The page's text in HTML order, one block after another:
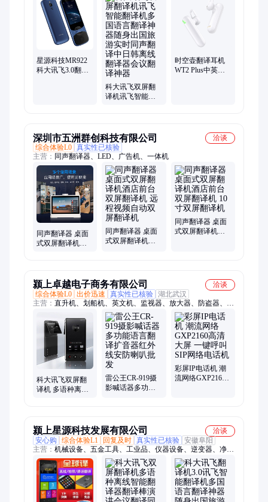
木雕、检测仪空气、升降机、气密性检测仪、压屏机、制粒机、
商用豆浆机、冷却塔水塔、肠粉石磨机、汽油打药机、智能豆腐
机、高温杀菌锅
星源科技MR922
科大讯飞3.0翻译
科大讯飞双屏翻
译机讯飞智能翻
译中日韩离线翻
译器会议翻译神
器
时空壶翻译耳机
WT2 Plus中英实
深圳市五洲群创科技有限公司
洽谈
综合体验L0 真实性已核验
主营： 同声翻译器、LED、广告机、一体机
同声翻译器 桌面
式双屏翻译机酒
同声翻译器 桌面
式双屏翻译机酒
同声翻译器 桌面
式双屏翻译机酒
颍上卓越电子商务有限公司
洽谈
综合体验L0 出价迅速 真实性已核验 湖北武汉
主营： 直升机、划船机、英文机、监视器、放大器、防盗器、摄
像头、训练机、脚手架、毛巾机、动叉车、雕刻机、太阳能、贩
卖机、臀桥机、投影仪、广告屏、无人机、自动售货机、按摩
椅、蒸饭柜、教学一体机
科大讯飞双屏翻
译机 多语种离线
雷公王CR-919摄
影喊话器多功能
彩屏IP电话机 潮
流网络GXP2160
颍上星源科技发展有限公司
洽谈
安心购
综合体验L1 回复及时 真实性已核验 安徽阜阳
主营： 机械设备、五金工具、工业品、仪器设备、逆变器、净水
器、升降叉车、拍立得、刺绣机、燃气炒货机、雕刻机、太阳能
逆控体机、全电动叉车、数控床、鼓风机、水平仪、干洗机、塑
料粉碎机、天平电子秤、移动照明灯、电子天平、单反相机、小
型压路机、腊肠烘干机